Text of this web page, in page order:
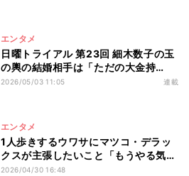
エンタメ
日曜トライアル 第23回 細木数子の玉
の輿の結婚相手は「ただの大金持
ち」、“本当に恋愛する”相手は「魅了
題のドラマ『地獄に堕ちるわよ』出演
者が言っていたこと
2026/05/03 11:05 連載
エンタメ
1人歩きするウワサにマツコ・デラッ
クスが主張したいこと「もうやる気が
なくて仕事も手を抜いてるみたいな感
2026/04/30 16:48